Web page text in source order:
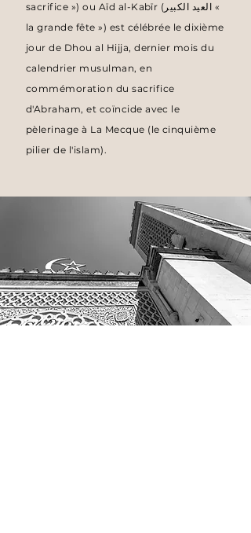
sacrifice ») ou Aīd al-Kabīr (العيد الكبير «
la grande fête ») est célébrée le dixième
jour de Dhou al Hijja, dernier mois du
calendrier musulman, en
commémoration du sacrifice
d'Abraham, et coïncide avec le
pèlerinage à La Mecque (le cinquième
pilier de l'islam).